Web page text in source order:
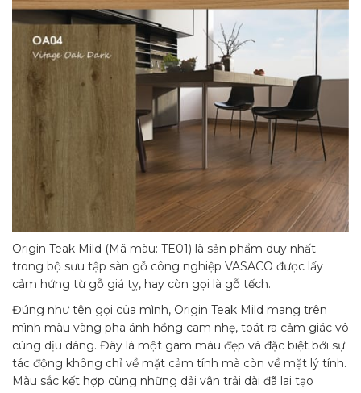
Origin Teak Mild (Mã màu: TE01) là sản phẩm duy nhất
trong bộ sưu tập sàn gỗ công nghiệp VASACO được lấy
cảm hứng từ gỗ giá tỵ, hay còn gọi là gỗ tếch.
Đúng như tên gọi của mình, Origin Teak Mild mang trên
mình màu vàng pha ánh hồng cam nhẹ, toát ra cảm giác vô
cùng dịu dàng. Đây là một gam màu đẹp và đặc biệt bởi sự
tác động không chỉ về mặt cảm tính mà còn về mặt lý tính.
Màu sắc kết hợp cùng những dải vân trải dài đã lai tạo